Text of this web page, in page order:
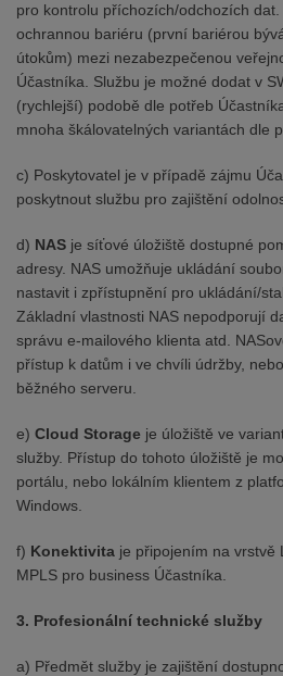
pro kontrolu příchozích/odchozích
ochrannou bariéru (první bariérou
útokům) mezi nezabezpečenou
Účastníka. Službu je možné dodat v
(rychlejší) podobě dle potřeb
mnoha škálovatelných variantách dle
c) Poskytovatel je v případě zájmu
poskytnout službu pro zajištění
d) NAS je síťové úložiště dostupné
adresy. NAS umožňuje ukládání
nastavit i zpřístupnění pro ukládání/
Základní vlastnosti NAS nepodporují
správu e-mailového klienta atd.
přístup k datům i ve chvíli údržby,
běžného serveru.
e) Cloud Storage je úložiště ve
služby. Přístup do tohoto úložiště je
portálu, nebo lokálním klientem z
Windows.
f) Konektivita je připojením na vrstvě
MPLS pro business Účastníka.
3. Profesionální technické služby
a) Předmět služby je zajištění